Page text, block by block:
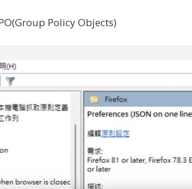
Policy Objects)